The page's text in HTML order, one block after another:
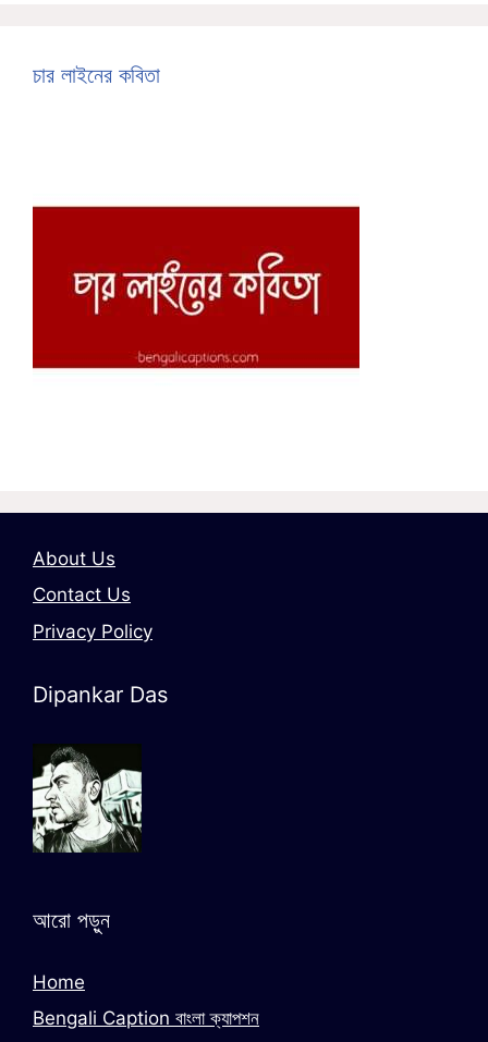
চার লাইনের কবিতা
About Us
Contact Us
Privacy Policy
Dipankar Das
আরো পড়ুন
Home
Bengali Caption বাংলা ক্যাপশন